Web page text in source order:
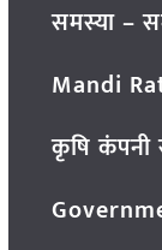
समस्या –
Mandi
कृषि